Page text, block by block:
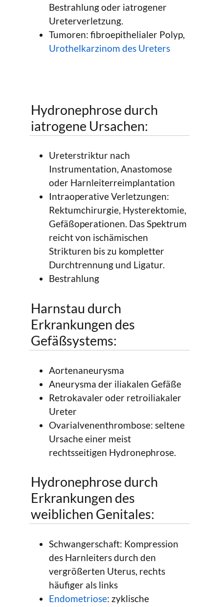
Bestrahlung oder iatrogener
Ureterverletzung.
Tumoren: fibroepithelialer Polyp,
Urothelkarzinom des Ureters
Hydronephrose durch
iatrogene Ursachen:
Ureterstriktur nach
Instrumentation, Anastomose
oder Harnleiterreimplantation
Intraoperative Verletzungen:
Rektumchirurgie, Hysterektomie,
Gefäßoperationen. Das Spektrum
reicht von ischämischen
Strikturen bis zu kompletter
Durchtrennung und Ligatur.
Bestrahlung
Harnstau durch
Erkrankungen des
Gefäßsystems:
Aortenaneurysma
Aneurysma der iliakalen Gefäße
Retrokavaler oder retroiliakaler
Ureter
Ovarialvenenthrombose: seltene
Ursache einer meist
rechtsseitigen Hydronephrose.
Hydronephrose durch
Erkrankungen des
weiblichen Genitales:
Schwangerschaft: Kompression
des Harnleiters durch den
vergrößerten Uterus, rechts
häufiger als links
Endometriose: zyklische